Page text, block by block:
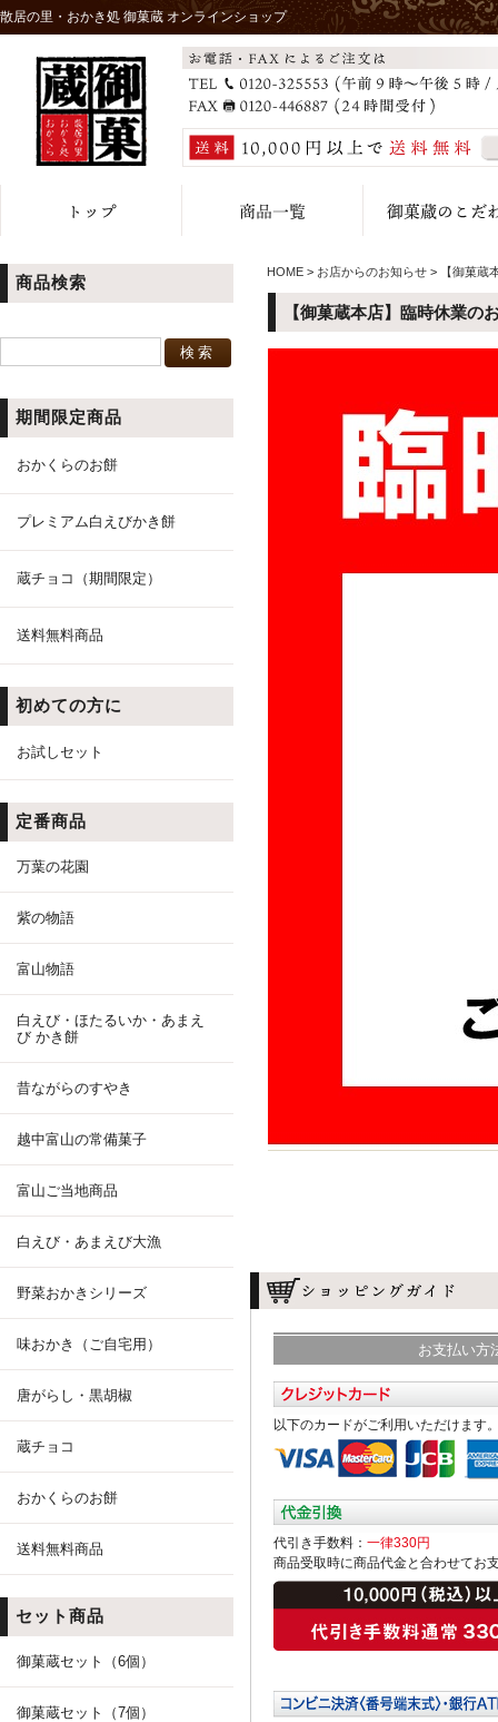
散居の里・おかき処 御菓蔵 オンラインショップ
商品検索
期間限定商品
おかくらのお餅
プレミアム白えびかき餅
蔵チョコ（期間限定）
送料無料商品
初めての方に
お試しセット
定番商品
万葉の花園
紫の物語
富山物語
白えび・ほたるいか・あまえ
び かき餅
昔ながらのすやき
越中富山の常備菓子
富山ご当地商品
白えび・あまえび大漁
野菜おかきシリーズ
味おかき（ご自宅用）
唐がらし・黒胡椒
蔵チョコ
おかくらのお餅
送料無料商品
セット商品
御菓蔵セット（6個）
御菓蔵セット（7個）
HOME > お店からのお知らせ > 【御菓蔵
【御菓蔵本店】臨時休業の
お支払い方
以下のカードがご利用いただけます
代引き手数料： 一律330円
商品受取時に商品代金と合わせてお